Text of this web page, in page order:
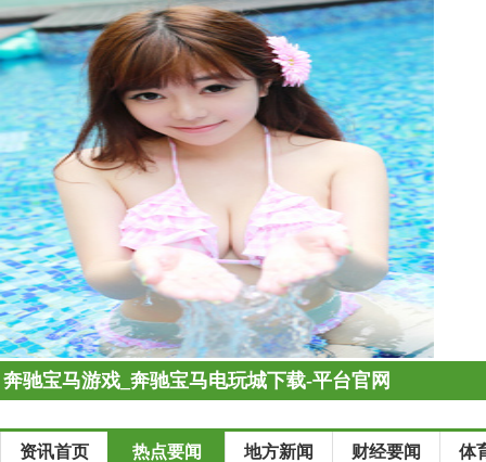
奔驰宝马游戏_奔驰宝马电玩城下载-平台官网
资讯首页 热点要闻 地方新闻 财经要闻 体